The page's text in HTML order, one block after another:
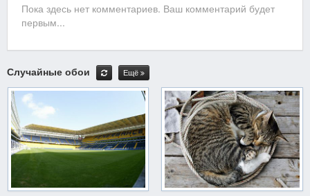
Пока здесь нет комментариев. Ваш комментарий будет
первым...
Случайные обои Ещё